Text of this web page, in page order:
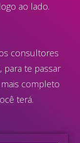
ao lado.
consultores
para te passar
completo
terá.